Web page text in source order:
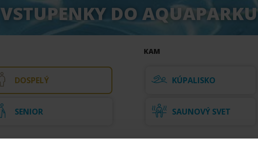
VSTUPENKY DO AQUAPARKU
DOSPELÝ
SENIOR
KAM
KÚPALISKO
SAUNOVÝ SVET